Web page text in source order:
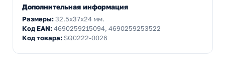
Дополнительная информация
Размеры:32.5x37x24 мм.
Код EAN:4690259215094, 4690259253522
Код товара: SQ0222-0026